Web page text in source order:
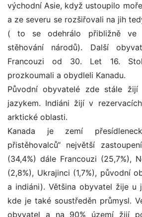
východní Asie, když ustoupilo
a ze severu se rozšiřovali na jih
( to se odehrálo přibližně ve
stěhování národů). Další
Francouzi od 30. Let 16.
prozkoumali a obydleli Kanadu.
Původní obyvatelé zde stále
jazykem. Indiáni žijí v
arktické oblasti.
Kanada je zemí
přistěhovalců“ největší
(34,4%) dále Francouzi (25,7%),
(2,8%), Ukrajinci (1,7%), původní
a indiáni). Většina obyvatel žije u
kde je také soustředěn průmysl.
obyvatel a na 90% území žijí